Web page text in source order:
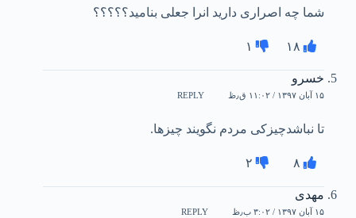
شما چه اصراری دارید انرا جعلی بنامید؟؟؟؟؟
۱۸ ۱
خسرو
۱۵ آبان ۱۳۹۷ / ۱۱:۰۲ ق٫ظ REPLY
تا نباشدچیزکی مردم نگویند چیزها.
۸ ۲
مهدی
۱۵ آبان ۱۳۹۷ / ۳:۰۲ ب٫ظ REPLY